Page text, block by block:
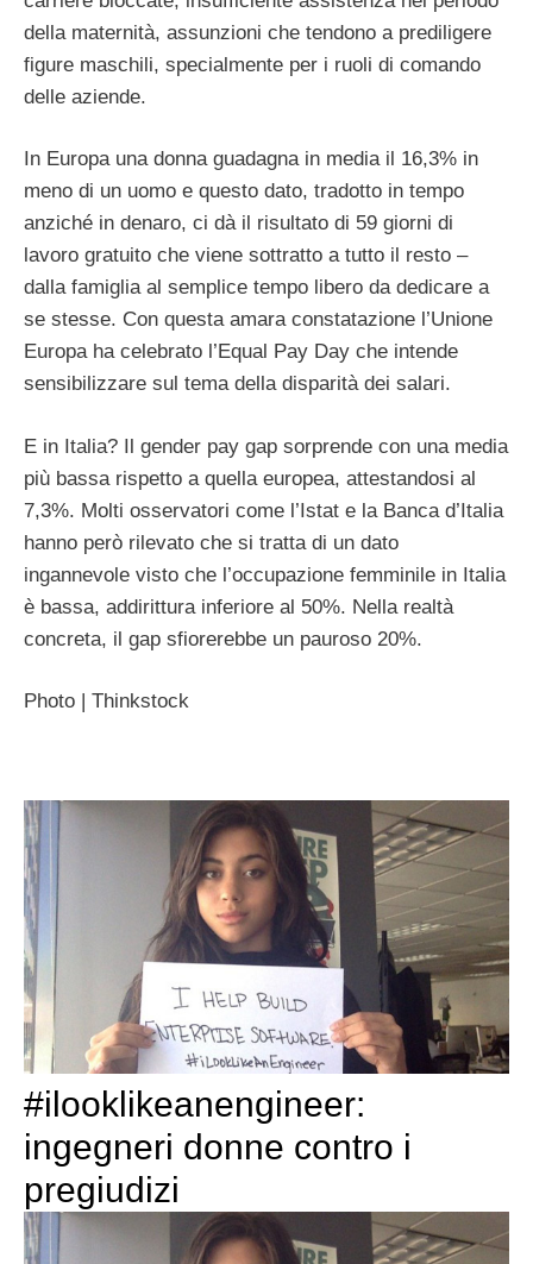
della maternità, assunzioni che tendono a prediligere
figure maschili, specialmente per i ruoli di comando
delle aziende.
In Europa una donna guadagna in media il 16,3% in
meno di un uomo e questo dato, tradotto in tempo
anziché in denaro, ci dà il risultato di 59 giorni di
lavoro gratuito che viene sottratto a tutto il resto –
dalla famiglia al semplice tempo libero da dedicare a
se stesse. Con questa amara constatazione l’Unione
Europa ha celebrato l’Equal Pay Day che intende
sensibilizzare sul tema della disparità dei salari.
E in Italia? Il gender pay gap sorprende con una media
più bassa rispetto a quella europea, attestandosi al
7,3%. Molti osservatori come l’Istat e la Banca d’Italia
hanno però rilevato che si tratta di un dato
ingannevole visto che l’occupazione femminile in Italia
è bassa, addirittura inferiore al 50%. Nella realtà
concreta, il gap sfiorerebbe un pauroso 20%.
Photo | Thinkstock
#ilooklikeanengineer:
ingegneri donne contro i
pregiudizi